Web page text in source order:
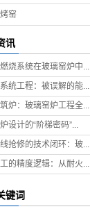
窑
讯
烧系统在玻璃窑炉中...
统工程：被误解的能...
炉：玻璃窑炉工程全...
设计的“阶梯密码”...
抢修的技术闭环：玻...
的精度逻辑：从耐火...
键词